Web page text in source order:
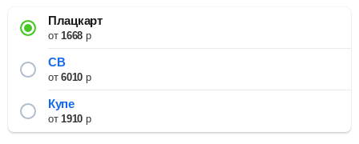
Плацкарт
от1668р
СВ
от6010р
Купе
от1910р